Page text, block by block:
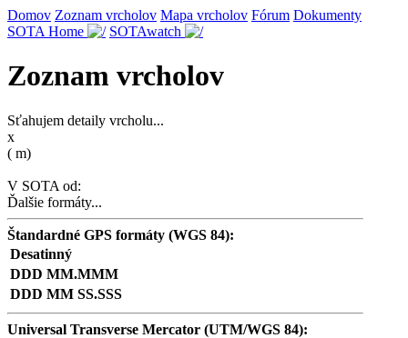
Domov Zoznam vrcholov Mapa vrcholov Fórum Dokumenty
SOTA Home
SOTAwatch
Zoznam vrcholov
Sťahujem detaily vrcholu...
x
( m)
V SOTA od:
Ďalšie formáty...
Štandardné GPS formáty (WGS 84):
Desatinný
DDD MM.MMM
DDD MM SS.SSS
Universal Transverse Mercator (UTM/WGS 84):